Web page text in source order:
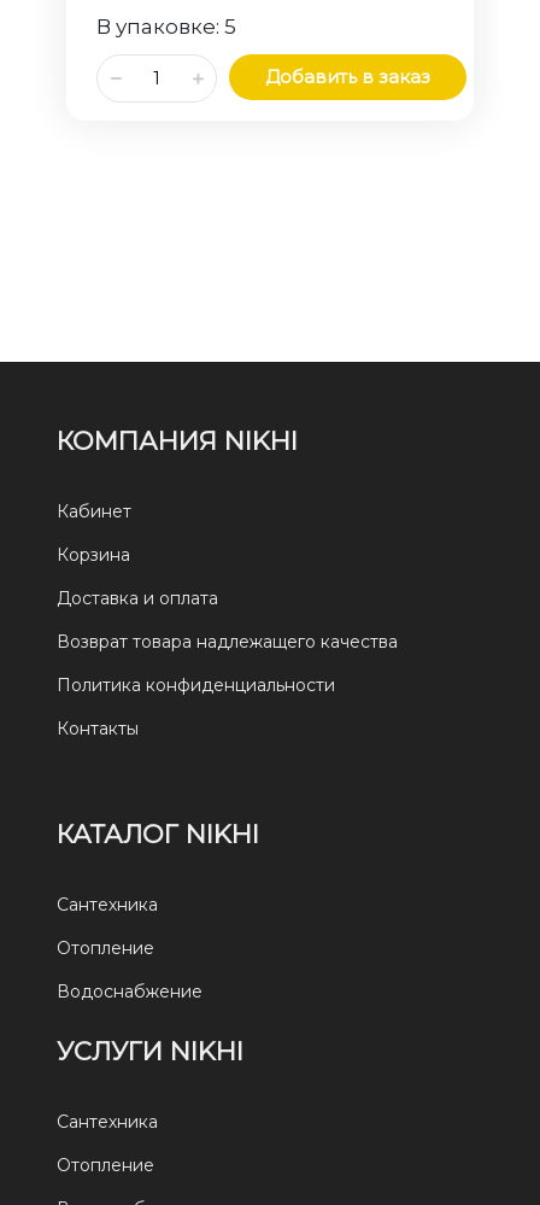
В упаковке:5
Добавить в заказ
КОМПАНИЯ NIKHI
Кабинет
Корзина
Доставка и оплата
Возврат товара надлежащего качества
Политика конфиденциальности
Контакты
КАТАЛОГ NIKHI
Сантехника
Отопление
Водоснабжение
УСЛУГИ NIKHI
Сантехника
Отопление